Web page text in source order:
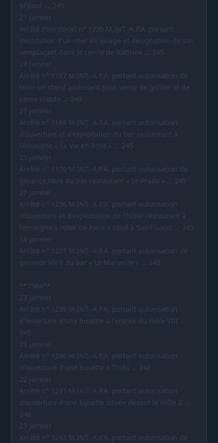
M'Bour ... 245
21 janvier
Arrêté ministériel n° 1235 M.INT.-A.P.A. portant
destitution d'un chef de village et désignation de son
remplaçant dans le cercle de Kaffrine ... 245
28 janvier
Arrêté n° 1167 M.INT.-A.P.A. portant autorisation de
tenir un stand ambulant pour vente de goûter et de
casse-croute ... 245
25 janvier
Arrêté n° 1169 M.INT.-A.P.A. portant autorisation
d'ouverture et d'exploitation du bar-restaurant à
l'enseigne « Le Vie en Rose » ... 245
23 janvier
Arrêté n° 1170 M.INT.-A.P.A. portant autorisation de
gérance libre du bar-restaurant « Le Prado » ... 245
20 janvier
Arrêté n° 1236 M.INT.-A.P.A. portant autorisation
d'ouverture et d'exploitation de l'hôtel-restaurant à
l'enseigne « Hôtel de Paris » situé à Saint-Louis ... 245
18 janvier
Arrêté n° 1237 M.INT.-A.P.A. portant autorisation de
gérance libre du bar « Le Marseille » ... 245
**1964**
23 janvier
Arrêté n° 1239 M.INT.-A.P.A. portant autorisation
d'ouverture d'une buvette à l'entrée du môle VIII ...
245
23 janvier
Arrêté n° 1240 M.INT.-A.P.A. portant autorisation
d'ouverture d'une buvette à Thiès ... 246
22 janvier
Arrêté n° 1241 M.INT.-A.P.A. portant autorisation
d'ouverture d'une buvette située devant le môle II ...
246
23 janvier
Arrêté n° 1242 M.INT.-A.P.A. portant autorisation de